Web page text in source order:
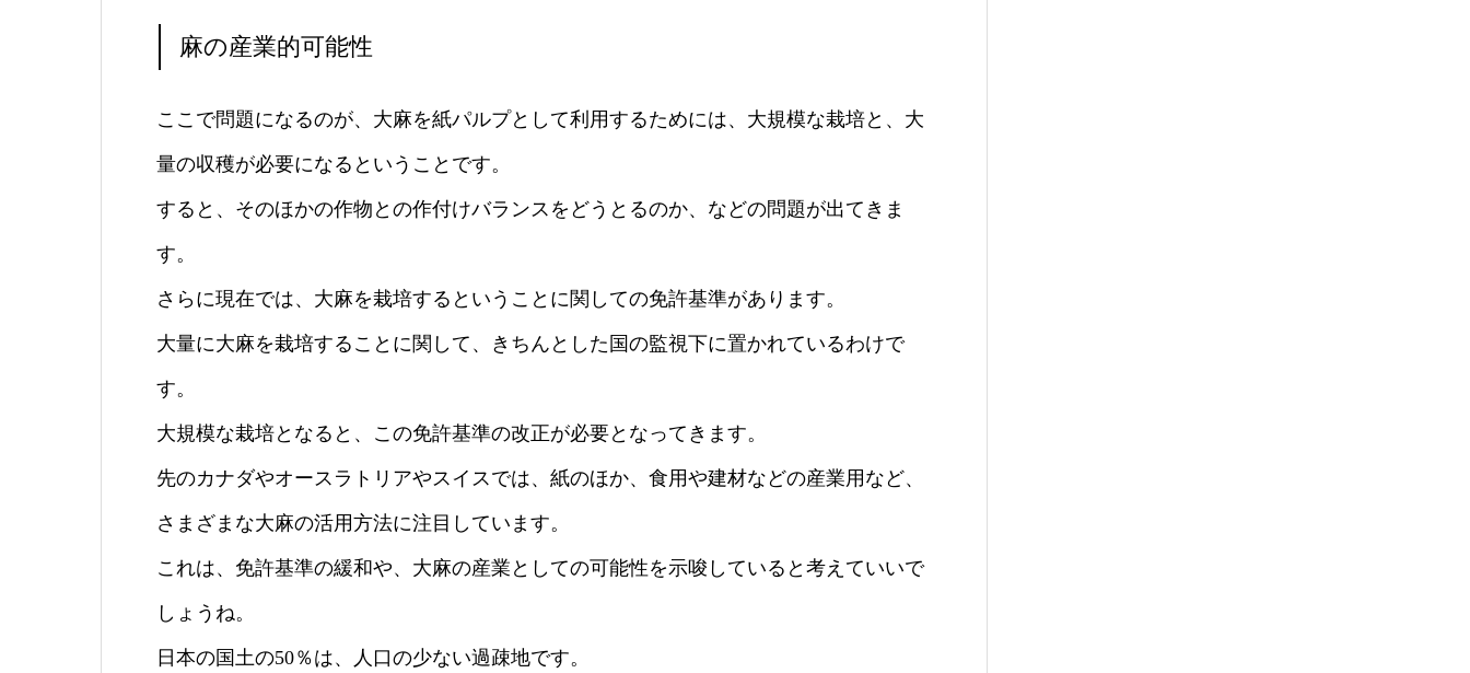
麻の産業的可能性
ここで問題になるのが、大麻を紙パルプとして利用するためには、大規模な栽培と、大
量の収穫が必要になるということです。
すると、そのほかの作物との作付けバランスをどうとるのか、などの問題が出てきま
す。
さらに現在では、大麻を栽培するということに関しての免許基準があります。
大量に大麻を栽培することに関して、きちんとした国の監視下に置かれているわけで
す。
大規模な栽培となると、この免許基準の改正が必要となってきます。
先のカナダやオースラトリアやスイスでは、紙のほか、食用や建材などの産業用など、
さまざまな大麻の活用方法に注目しています。
これは、免許基準の緩和や、大麻の産業としての可能性を示唆していると考えていいで
しょうね。
日本の国土の50％は、人口の少ない過疎地です。